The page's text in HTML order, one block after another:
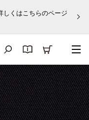
しくはこちらのページ